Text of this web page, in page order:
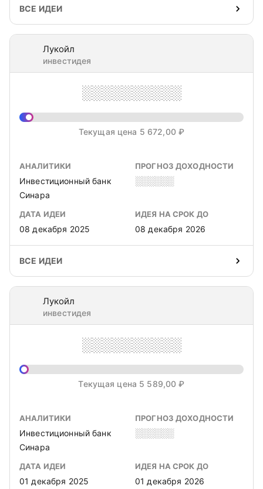
ВСЕ ИДЕИ
Лукойл
инвестидея
░░░░░░░░░░
Текущая цена 5 672,00 ₽
АНАЛИТИКИ
Инвестиционный банк
Синара
ПРОГНОЗ ДОХОДНОСТИ
░░░░░░
ДАТА ИДЕИ
08 декабря 2025
ИДЕЯ НА СРОК ДО
08 декабря 2026
ВСЕ ИДЕИ
Лукойл
инвестидея
░░░░░░░░░░
Текущая цена 5 589,00 ₽
АНАЛИТИКИ
Инвестиционный банк
Синара
ПРОГНОЗ ДОХОДНОСТИ
░░░░░░
ДАТА ИДЕИ
01 декабря 2025
ИДЕЯ НА СРОК ДО
01 декабря 2026